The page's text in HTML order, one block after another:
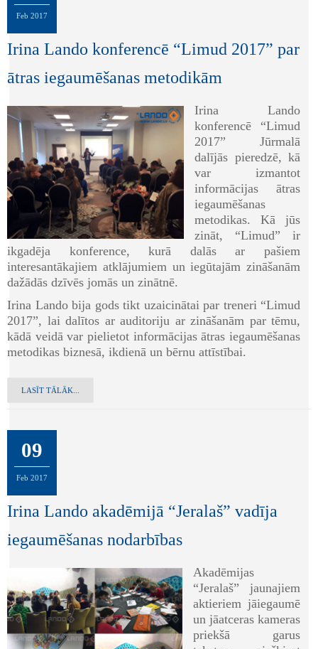
Feb 2017
Irina Lando konferencē “Limud 2017” par
ātras iegaumēšanas metodikām
Irina Lando
konferencē “Limud
2017” Jūrmalā
dalījās pieredzē, kā
var izmantot
informācijas ātras
iegaumēšanas
metodikas. Kā jūs
zināt, “Limud” ir
ikgadēja konference, kurā dalās ar pašiem
interesantākajiem atklājumiem un iegūtajām zināšanām
dažādās dzīvēs jomās un zinātnē.
Irina Lando bija gods tikt uzaicinātai par treneri “Limud
2017”, lai dalītos ar auditoriju ar zināšanām par tēmu,
kādā veidā var pielietot informācijas ātras iegaumēšanas
metodikas biznesā, ikdienā un bērnu attīstībai.
LASĪT TĀLĀK...
09
Feb 2017
Irina Lando akadēmijā “Jeralaš” vadīja
iegaumēšanas nodarbības
Akadēmijas
“Jeralaš” jaunajiem
aktieriem jāiegaumē
un jāatceras kameras
priekšā garus